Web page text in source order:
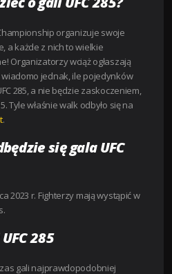
organizuje swoje
a każde z nich to wielkie
Organizatorzy wciąż ogłaszają
jednak, ile pojedynków
285, a nie będzie zaskoczeniem,
Tyle właśnie walk odbyło się na
.
się gala UFC
2023 r. Fighterzy mają wystąpić w
285
gali najprawdopodobniej